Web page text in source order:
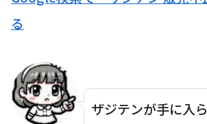
る
ザジテンが手に入